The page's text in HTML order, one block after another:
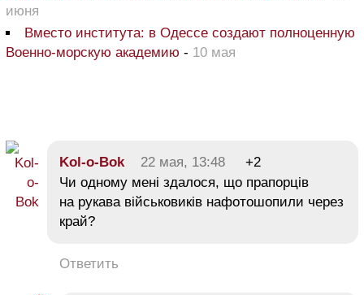
июня
Вместо института: в Одессе создают полноценную
Военно-морскую академию - 10 мая
Kol-o-Bok 22 мая, 13:48
+2
Чи одному мені здалося, що прапорців
на рукава військовиків нафотошопили через
край?
Ответить